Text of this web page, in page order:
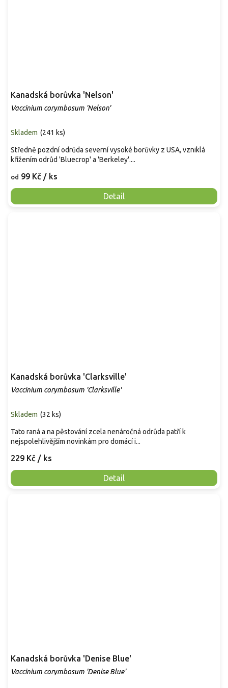
Kanadská borůvka 'Nelson'
Vaccinium corymbosum 'Nelson'
Skladem (241 ks)
od 99 Kč / ks
Detail
Středně pozdní odrůda severní vysoké borůvky z USA, vzniklá
křížením odrůd 'Bluecrop' a 'Berkeley'....
Kanadská borůvka 'Clarksville'
Vaccinium corymbosum 'Clarksville'
Skladem (32 ks)
229 Kč / ks
Detail
Tato raná a na pěstování zcela nenáročná odrůda patří k
nejspolehlivějším novinkám pro domácí i...
Kanadská borůvka 'Denise Blue'
Vaccinium corymbosum 'Denise Blue'